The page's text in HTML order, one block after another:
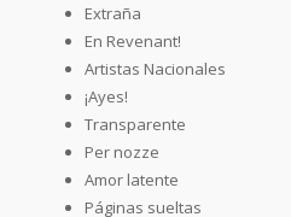
Extraña
En Revenant!
Artistas Nacionales
¡Ayes!
Transparente
Per nozze
Amor latente
Páginas sueltas